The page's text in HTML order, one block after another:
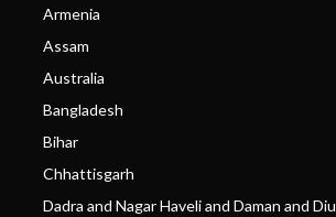
Armenia
Assam
Australia
Bangladesh
Bihar
Chhattisgarh
Dadra and Nagar Haveli and Daman and Diu